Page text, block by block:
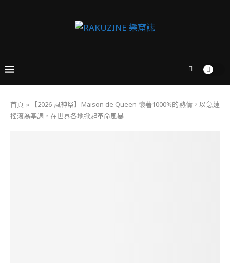
首頁 »
【2026 風神祭】Maison de Queen 懷著1000%的熱情，以急速
搖滾為基調，在世界各地掀起革命風暴